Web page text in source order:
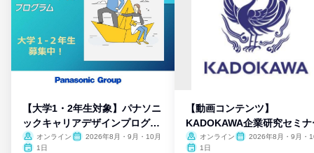
【大学1・2年生対象】パナソニ
ックキャリアデザインプログラ
ム
オンライン
2026年8月・9月・10月
1日
【動画コンテンツ】
KADOKAWA企業研究セミナ
オンライン
2026年8月・9月・
1日